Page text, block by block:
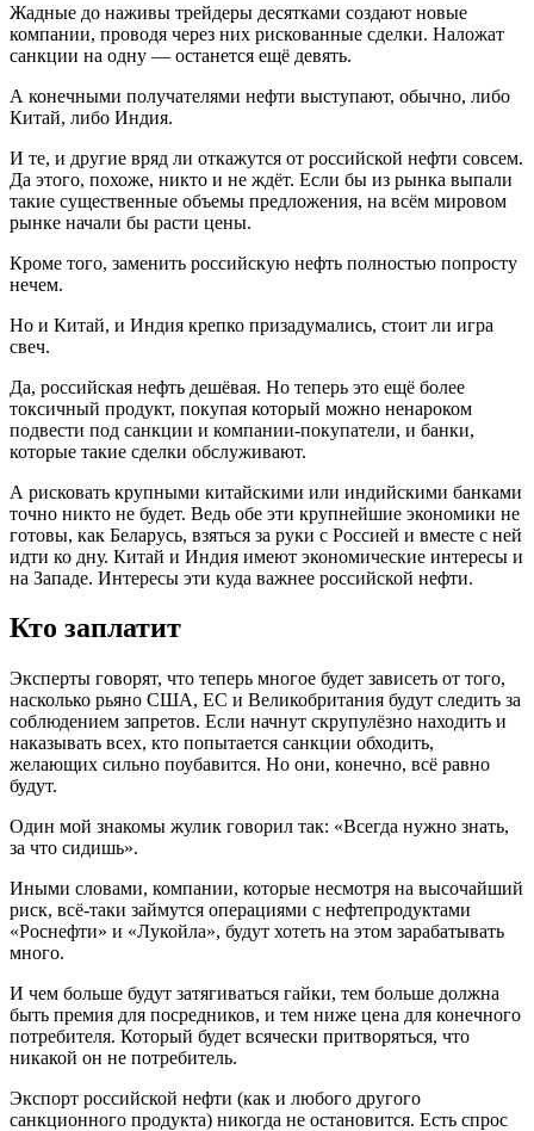
Жадные до наживы трейдеры десятками создают новые
компании, проводя через них рискованные сделки. Наложат
санкции на одну — останется ещё девять.
А конечными получателями нефти выступают, обычно, либо
Китай, либо Индия.
И те, и другие вряд ли откажутся от российской нефти совсем.
Да этого, похоже, никто и не ждёт. Если бы из рынка выпали
такие существенные объемы предложения, на всём мировом
рынке начали бы расти цены.
Кроме того, заменить российскую нефть полностью попросту
нечем.
Но и Китай, и Индия крепко призадумались, стоит ли игра
свеч.
Да, российская нефть дешёвая. Но теперь это ещё более
токсичный продукт, покупая который можно ненароком
подвести под санкции и компании-покупатели, и банки,
которые такие сделки обслуживают.
А рисковать крупными китайскими или индийскими банками
точно никто не будет. Ведь обе эти крупнейшие экономики не
готовы, как Беларусь, взяться за руки с Россией и вместе с ней
идти ко дну. Китай и Индия имеют экономические интересы и
на Западе. Интересы эти куда важнее российской нефти.
Кто заплатит
Эксперты говорят, что теперь многое будет зависеть от того,
насколько рьяно США, ЕС и Великобритания будут следить за
соблюдением запретов. Если начнут скрупулёзно находить и
наказывать всех, кто попытается санкции обходить,
желающих сильно поубавится. Но они, конечно, всё равно
будут.
Один мой знакомы жулик говорил так: «Всегда нужно знать,
за что сидишь».
Иными словами, компании, которые несмотря на высочайший
риск, всё-таки займутся операциями с нефтепродуктами
«Роснефти» и «Лукойла», будут хотеть на этом зарабатывать
много.
И чем больше будут затягиваться гайки, тем больше должна
быть премия для посредников, и тем ниже цена для конечного
потребителя. Который будет всячески притворяться, что
никакой он не потребитель.
Экспорт российской нефти (как и любого другого
санкционного продукта) никогда не остановится. Есть спрос